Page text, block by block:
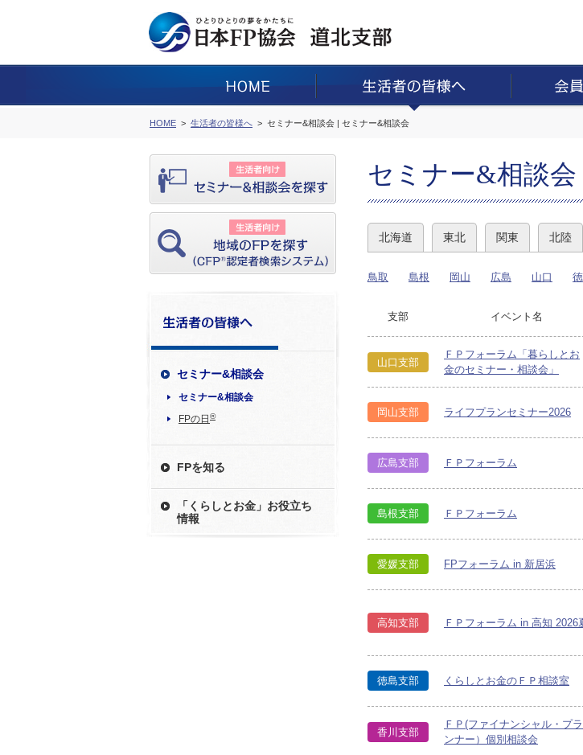
HOME 生活者の皆様へ セミナー&相談会 | セミナー&相談会
セミナー&相談会
セミナー&相談会
FPの日 ®
FPを知る
「くらしとお金」お役立ち
情報
セミナー&相談会
北海道 東北 関東 北陸
鳥取 島根 岡山 広島 山口
支部 イベント名
山口支部
ＦＰフォーラム「暮らしとお
金のセミナー・相談会」
岡山支部 ライフプランセミナー2026
広島支部 ＦＰフォーラム
島根支部 ＦＰフォーラム
愛媛支部 FPフォーラム in 新居浜
高知支部 ＦＰフォーラム in 高知 2026
徳島支部 くらしとお金のＦＰ相談室
香川支部
ＦＰ(ファイナンシャル・プラ
ンナー）個別相談会